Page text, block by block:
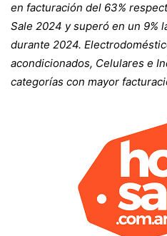
11
millones
unidades
vendidas
en facturación del 63%
Sale 2024 y superó en un 9%
durante 2024.
acondicionados, Celulares e
categorías con mayor